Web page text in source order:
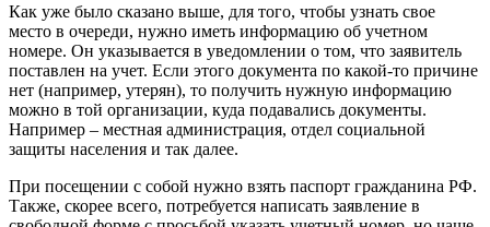
Как уже было сказано выше, для того, чтобы узнать свое
место в очереди, нужно иметь информацию об учетном
номере. Он указывается в уведомлении о том, что заявитель
поставлен на учет. Если этого документа по какой-то причине
нет (например, утерян), то получить нужную информацию
можно в той организации, куда подавались документы.
Например – местная администрация, отдел социальной
защиты населения и так далее.
При посещении с собой нужно взять паспорт гражданина РФ.
Также, скорее всего, потребуется написать заявление в